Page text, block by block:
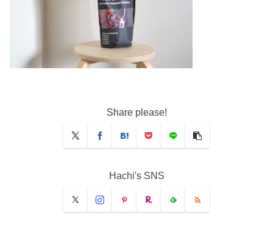
Share please!
Hachi's SNS